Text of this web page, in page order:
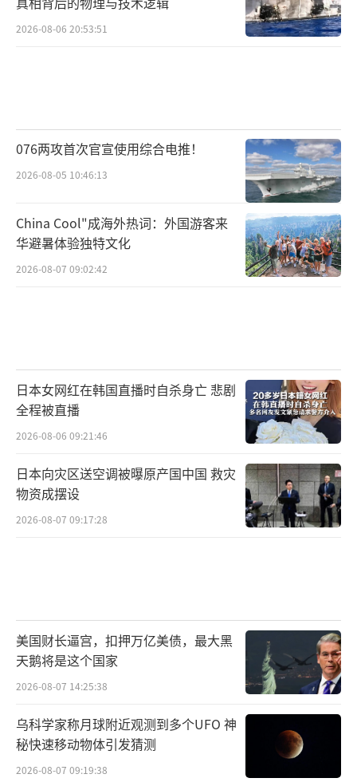
频繁部署先进战机和导弹，试图通过军事威慑
衅，就可能被这款武器精准拦截。
更让美国担心的是，他们根本看不清这款
武器的核心参数和技术细节。央视曝光的画面
里，指挥屏被打满马赛克，武器的具体型号、
拦截速度、有效射程等关键信息全都被隐藏了
起来，美国的情报部门就算想收集相关信息也
多重要。现在，很多国家都在研发高速导弹和
高超音速武器，这种武器飞得快、隐蔽性强，
很难被拦截。而我国这款新型末端防空反导武
器，能在短短几秒内完成目标锁定、跟踪和拦
截，相当于给我国的国土防空加上了一道“铜
墙铁壁”，不管是陆地还是海上的重要目标，
比高、实用性强。美国的末端防空反导系统不
仅造价昂贵，而且操作复杂，还经常出现故
障，很难应对高强度的实战需求。而我国的这
款武器不仅拦截精度高、反应速度快，而且造
价相对较低，适合大规模列装部队，不管是陆
地部署还是装备在军舰上，都能发挥出强大的
2026-08-06 20:53:51
076两攻首次官宣使用综合电推！
2026-08-05 10:46:13
China Cool"成海外热词：外国游客来
华避暑体验独特文化
2026-08-07 09:02:42
日本女网红在韩国直播时自杀身亡 悲剧
全程被直播
2026-08-06 09:21:46
日本向灾区送空调被曝原产国中国 救灾
物资成摆设
2026-08-07 09:17:28
美国财长逼宫，扣押万亿美债，最大黑
天鹅将是这个国家
2026-08-07 14:25:38
乌科学家称月球附近观测到多个UFO 神
秘快速移动物体引发猜测
2026-08-07 09:19:38